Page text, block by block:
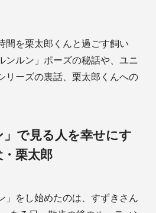
間を栗太郎くんと過ごす飼い
ンルン」ポーズの秘話や、ユニ
リーズの裏話、栗太郎くんへの
で見る人を幸せにす
栗太郎
」をし始めたのは、すずきさん